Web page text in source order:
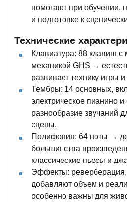
помогают при обучении,
и подготовке к
Технические
Клавиатура: 88 клавиш с
механикой GHS →
развивает технику игры
Тембры: 14 основных,
электрическое пианино
разнообразие звучаний
сцены.
Полифония: 64 ноты →
большинства
классические пьесы и
Эффекты:
добавляют объем и
особенно важны для